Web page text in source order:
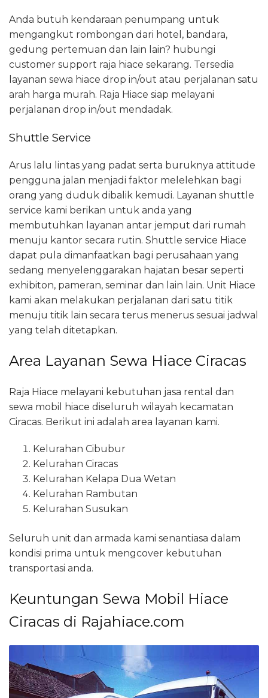
Anda butuh kendaraan penumpang untuk
mengangkut rombongan dari hotel, bandara,
gedung pertemuan dan lain lain? hubungi
customer support raja hiace sekarang. Tersedia
layanan sewa hiace drop in/out atau perjalanan satu
arah harga murah. Raja Hiace siap melayani
perjalanan drop in/out mendadak.
Shuttle Service
Arus lalu lintas yang padat serta buruknya attitude
pengguna jalan menjadi faktor melelehkan bagi
orang yang duduk dibalik kemudi. Layanan shuttle
service kami berikan untuk anda yang
membutuhkan layanan antar jemput dari rumah
menuju kantor secara rutin. Shuttle service Hiace
dapat pula dimanfaatkan bagi perusahaan yang
sedang menyelenggarakan hajatan besar seperti
exhibiton, pameran, seminar dan lain lain. Unit Hiace
kami akan melakukan perjalanan dari satu titik
menuju titik lain secara terus menerus sesuai jadwal
yang telah ditetapkan.
Area Layanan Sewa Hiace Ciracas
Raja Hiace melayani kebutuhan jasa rental dan
sewa mobil hiace diseluruh wilayah kecamatan
Ciracas. Berikut ini adalah area layanan kami.
Kelurahan Cibubur
Kelurahan Ciracas
Kelurahan Kelapa Dua Wetan
Kelurahan Rambutan
Kelurahan Susukan
Seluruh unit dan armada kami senantiasa dalam
kondisi prima untuk mengcover kebutuhan
transportasi anda.
Keuntungan Sewa Mobil Hiace
Ciracas di Rajahiace.com